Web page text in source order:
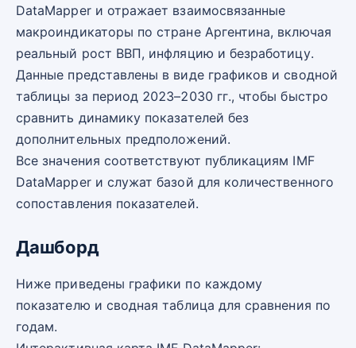
DataMapper и отражает взаимосвязанные
макроиндикаторы по стране Аргентина, включая
реальный рост ВВП, инфляцию и безработицу.
Данные представлены в виде графиков и сводной
таблицы за период 2023–2030 гг., чтобы быстро
сравнить динамику показателей без
дополнительных предположений.
Все значения соответствуют публикациям IMF
DataMapper и служат базой для количественного
сопоставления показателей.
Дашборд
Ниже приведены графики по каждому
показателю и сводная таблица для сравнения по
годам.